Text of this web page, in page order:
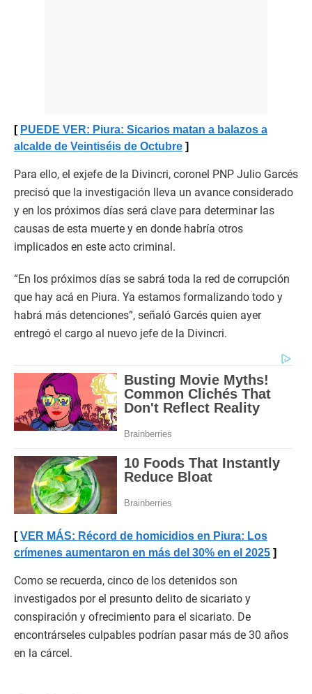
PUEDE VER: Piura: Sicarios matan a balazos a
alcalde de Veintiséis de Octubre
Para ello, el exjefe de la Divincri, coronel PNP Julio Garcés
precisó que la investigación lleva un avance considerado
y en los próximos días será clave para determinar las
causas de esta muerte y en donde habría otros
implicados en este acto criminal.
“En los próximos días se sabrá toda la red de corrupción
que hay acá en Piura. Ya estamos formalizando todo y
habrá más detenciones”, señaló Garcés quien ayer
entregó el cargo al nuevo jefe de la Divincri.
VER MÁS: Récord de homicidios en Piura: Los
crímenes aumentaron en más del 30% en el 2025
Como se recuerda, cinco de los detenidos son
investigados por el presunto delito de sicariato y
conspiración y ofrecimiento para el sicariato. De
encontrárseles culpables podrían pasar más de 30 años
en la cárcel.